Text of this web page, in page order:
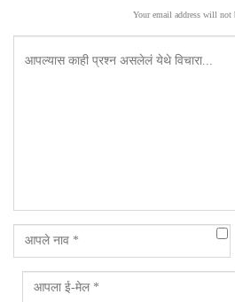
Your email address will not